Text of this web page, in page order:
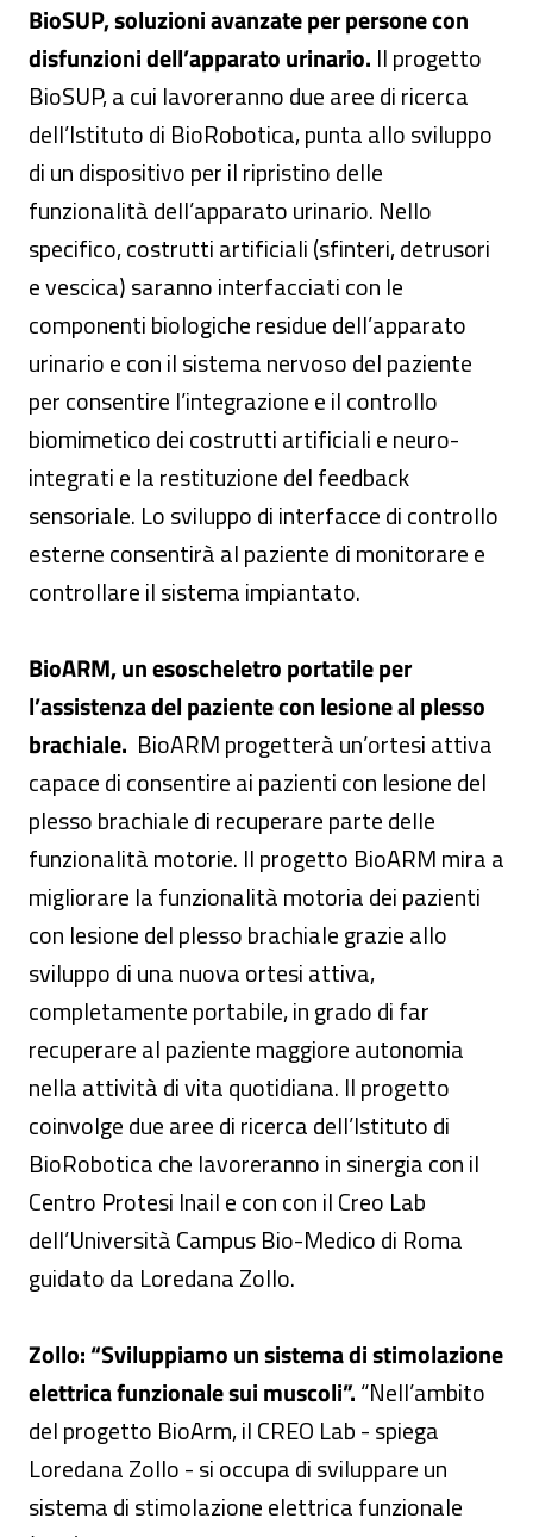
BioSUP, soluzioni avanzate per persone con
disfunzioni dell’apparato urinario. Il progetto
BioSUP, a cui lavoreranno due aree di ricerca
dell’Istituto di BioRobotica, punta allo sviluppo
di un dispositivo per il ripristino delle
funzionalità dell’apparato urinario. Nello
specifico, costrutti artificiali (sfinteri, detrusori
e vescica) saranno interfacciati con le
componenti biologiche residue dell’apparato
urinario e con il sistema nervoso del paziente
per consentire l’integrazione e il controllo
biomimetico dei costrutti artificiali e neuro-
integrati e la restituzione del feedback
sensoriale. Lo sviluppo di interfacce di controllo
esterne consentirà al paziente di monitorare e
controllare il sistema impiantato.
BioARM, un esoscheletro portatile per
l’assistenza del paziente con lesione al plesso
brachiale. BioARM progetterà un’ortesi attiva
capace di consentire ai pazienti con lesione del
plesso brachiale di recuperare parte delle
funzionalità motorie. Il progetto BioARM mira a
migliorare la funzionalità motoria dei pazienti
con lesione del plesso brachiale grazie allo
sviluppo di una nuova ortesi attiva,
completamente portabile, in grado di far
recuperare al paziente maggiore autonomia
nella attività di vita quotidiana. Il progetto
coinvolge due aree di ricerca dell’Istituto di
BioRobotica che lavoreranno in sinergia con il
Centro Protesi Inail e con con il Creo Lab
dell’Università Campus Bio-Medico di Roma
guidato da Loredana Zollo.
Zollo: “Sviluppiamo un sistema di stimolazione
elettrica funzionale sui muscoli”.“Nell’ambito
del progetto BioArm, il CREO Lab - spiega
Loredana Zollo - si occupa di sviluppare un
sistema di stimolazione elettrica funzionale